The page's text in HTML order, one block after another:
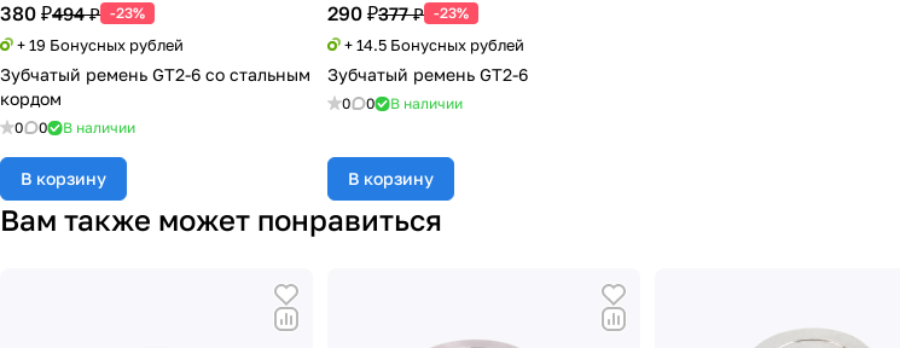
380 ₽494 ₽ -23%
+ 19 Бонусных рублей
Зубчатый ремень GT2-6 со стальным
кордом
0 0 В наличии
В корзину
290 ₽377 ₽ -23%
+ 14.5 Бонусных рублей
Зубчатый ремень GT2-6
0 0 В наличии
В корзину
Вам также может понравиться